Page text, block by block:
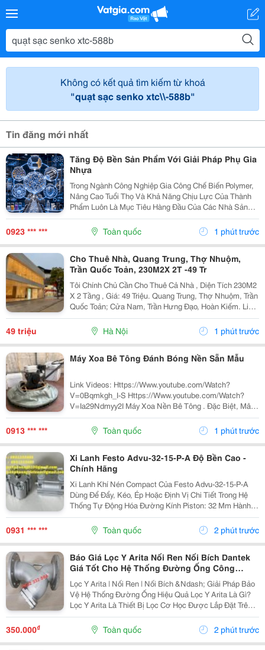
Không có kết quả tìm kiếm từ khoá
"quạt sạc senko xtc\\-588b"
Tin đăng mới nhất
Tăng Độ Bền Sản Phẩm Với Giải Pháp Phụ Gia
Nhựa
Trong Ngành Công Nghiệp Gia Công Chế Biến Polymer,
Nâng Cao Tuổi Thọ Và Khả Năng Chịu Lực Của Thành
Phẩm Luôn Là Mục Tiêu Hàng Đầu Của Các Nhà Sản
Xuất. Dù Sử Dụng Các Dòng Hạt Nhựa Nguyên Sinh
Cao Cấp (Như Pp, Pe, Abs, Pc), Nhựa Nền Đơn Thuần
0923 *** *** Toàn quốc 1 phút trước
Cho Thuê Nhà, Quang Trung, Thợ Nhuộm,
Trần Quốc Toản, 230M2X 2T -49 Tr
Tôi Chính Chủ Cần Cho Thuê Cả Nhà , Diện Tích 230M2
X 2 Tầng , Giá: 49 Triệu. Quang Trung, Thợ Nhuộm, Trần
Quốc Toản; Cửa Nam, Trần Hưng Đạo, Hoàn Kiếm. Liên
Hệ Chủ Nhà: 0946004782 . Vị Trí Gần Ngã Ba, Khu Đông
Dân Cư, Kinh Doanh Sầm Uất, Nhiều Trụ...
49 triệu Hà Nội 1 phút trước
Máy Xoa Bê Tông Đánh Bóng Nền Sẵn Mẫu
Link Videos: Https://Www.youtube.com/Watch?
V=0Bqmkgh_I-S Https://Www.youtube.com/Watch?
V=Ia29Ndmyy2I Máy Xoa Nền Bê Tông . Đặc Biệt, Mâm
Xoa Siêu Phẳng, Tốc Độ Xoa Linh Hoạt, Nhanh Chóng,
Giá Thành Rẻ. Bảo Hành Trên Toàn Quốc. Máy Xoa
0913 *** *** Toàn quốc 1 phút trước
Xi Lanh Festo Advu-32-15-P-A Độ Bền Cao -
Chính Hãng
Xi Lanh Khí Nén Compact Của Festo Advu-32-15-P-A
Dùng Để Đẩy, Kéo, Ép Hoặc Định Vị Chi Tiết Trong Hệ
Thống Tự Động Hóa Đường Kính Piston: 32 Mm Hành
Trình: 15 Mm Hoạt Động: Tác Động Kép Một Số Dòng
Festo Tương Tự: Advu-32-15-P-A,...
0931 *** *** Toàn quốc 2 phút trước
Báo Giá Lọc Y Arita Nối Ren Nối Bích Dantek
Giá Tốt Cho Hệ Thống Đường Ống Công
Nghiệp Ở Bắc Ninh
Lọc Y Arita | Nối Ren | Nối Bích &Ndash; Giải Pháp Bảo
Vệ Hệ Thống Đường Ống Hiệu Quả Lọc Y Arita Là Gì?
Lọc Y Arita Là Thiết Bị Lọc Cơ Học Được Lắp Đặt Trên
Hệ Thống Đường Ống Nhằm Loại Bỏ Các Tạp Chất Như
Cặn Bẩn, Rỉ Sét, Cát, Mạt Kim Loại Và...
350.000₫ Toàn quốc 2 phút trước